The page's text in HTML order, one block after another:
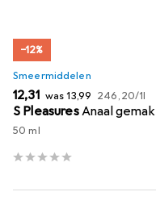
−12%
Smeermiddelen
EUR
12,31 wasEUR
13,99 EUR
246,20/1l
S PleasuresAnaal gemak
50 ml